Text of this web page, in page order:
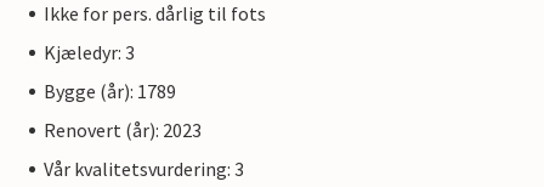
Ikke for pers. dårlig til fots
Kjæledyr: 3
Bygge (år): 1789
Renovert (år): 2023
Vår kvalitetsvurdering: 3